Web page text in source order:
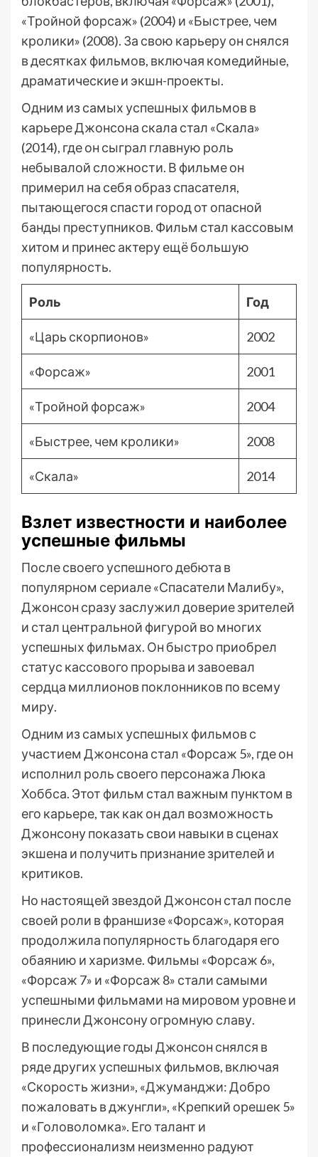
«Тройной форсаж» (2004) и «Быстрее, чем
кролики» (2008). За свою карьеру он снялся
в десятках фильмов, включая комедийные,
драматические и экшн-проекты.
Одним из самых успешных фильмов в
карьере Джонсона скала стал «Скала»
(2014), где он сыграл главную роль
небывалой сложности. В фильме он
примерил на себя образ спасателя,
пытающегося спасти город от опасной
банды преступников. Фильм стал кассовым
хитом и принес актеру ещё большую
популярность.
Роль Год
«Царь скорпионов» 2002
«Форсаж» 2001
«Тройной форсаж» 2004
«Быстрее, чем кролики» 2008
«Скала» 2014
Взлет известности и наиболее
успешные фильмы
После своего успешного дебюта в
популярном сериале «Спасатели Малибу»,
Джонсон сразу заслужил доверие зрителей
и стал центральной фигурой во многих
успешных фильмах. Он быстро приобрел
статус кассового прорыва и завоевал
сердца миллионов поклонников по всему
миру.
Одним из самых успешных фильмов с
участием Джонсона стал «Форсаж 5», где он
исполнил роль своего персонажа Люка
Хоббса. Этот фильм стал важным пунктом в
его карьере, так как он дал возможность
Джонсону показать свои навыки в сценах
экшена и получить признание зрителей и
критиков.
Но настоящей звездой Джонсон стал после
своей роли в франшизе «Форсаж», которая
продолжила популярность благодаря его
обаянию и харизме. Фильмы «Форсаж 6»,
«Форсаж 7» и «Форсаж 8» стали самыми
успешными фильмами на мировом уровне и
принесли Джонсону огромную славу.
В последующие годы Джонсон снялся в
ряде других успешных фильмов, включая
«Скорость жизни», «Джуманджи: Добро
пожаловать в джунгли», «Крепкий орешек 5»
и «Головоломка». Его талант и
профессионализм неизменно радуют